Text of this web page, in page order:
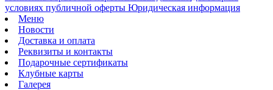
условиях публичной оферты Юридическая информация
Меню
Новости
Доставка и оплата
Реквизиты и контакты
Подарочные сертификаты
Клубные карты
Галерея